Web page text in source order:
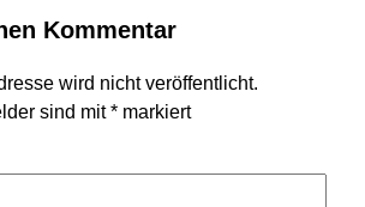
Kommentar
wird nicht veröffentlicht.
sind mit* markiert